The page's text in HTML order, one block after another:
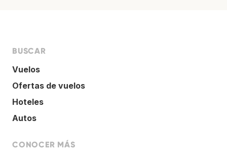
BUSCAR
Vuelos
Ofertas de vuelos
Hoteles
Autos
CONOCER MÁS